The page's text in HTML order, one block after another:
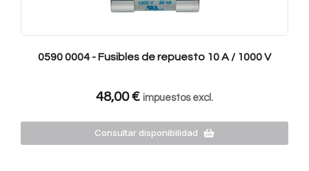
0590 0004 - Fusibles de repuesto 10 A / 1000 V
48,00€ impuestos excl.
Consultar disponibilidad